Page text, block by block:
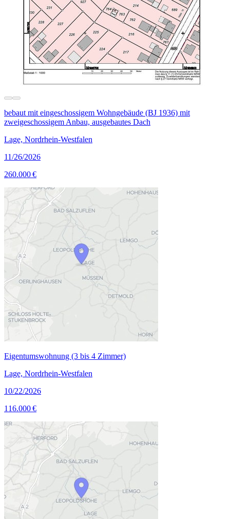
bebaut mit eingeschossigem Wohngebäude (BJ 1936) mit
zweigeschossigem Anbau, ausgebautes Dach
Lage, Nordrhein-Westfalen
11/26/2026
260.000 €
Eigentumswohnung (3 bis 4 Zimmer)
Lage, Nordrhein-Westfalen
10/22/2026
116.000 €